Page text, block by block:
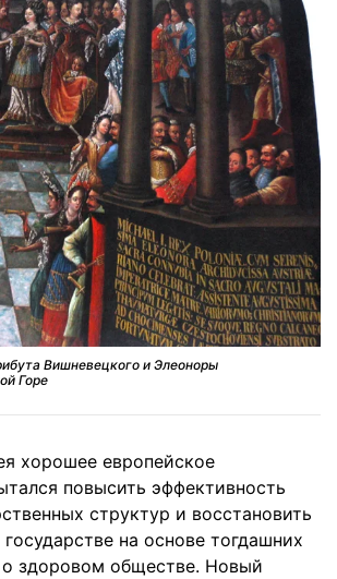
Вишневецкого и Элеоноры
Горе
хорошее европейское
повысить эффективность
структур и восстановить
на основе тогдашних
о здоровом обществе. Новый